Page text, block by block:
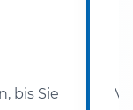
bis Sie